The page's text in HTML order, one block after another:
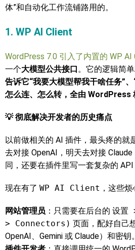
体”和自动化工作流铺路用的。
1. WP AI Client
WordPress 7.0 引入了内置的 WP AI
一个大模型公共接口。它的逻辑简单
告诉它“我要大模型帮我干啥任务”
怎么连、怎么转，全由 WordPress
💡 彻底解决开发者的历史痛点
以前做相关的 AI 插件，最头疼的就
去对接 OpenAI，明天去对接
同，还要在插件里写一套复杂的 API
现在有了 WP AI Client ，这些
网站管理员 ：只需要在后台的 设置
> Connectors) 页面，配好自己
OpenAI、Gemini 或 Claude）和密钥。